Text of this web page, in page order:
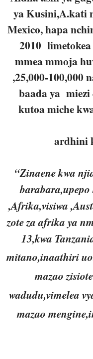
ya Kusini,A.kati
Mexico, hapa
2010
mmea mmoja
,25,000-100,000
baada ya miezi
kutoa miche
ardhini
“Zinaene kwa
barabara,upepo
,Afrika,visiwa
zote za afrika ya
13,kwa
mitano,inaathiri
mazao
wadudu,vimelea
mazao